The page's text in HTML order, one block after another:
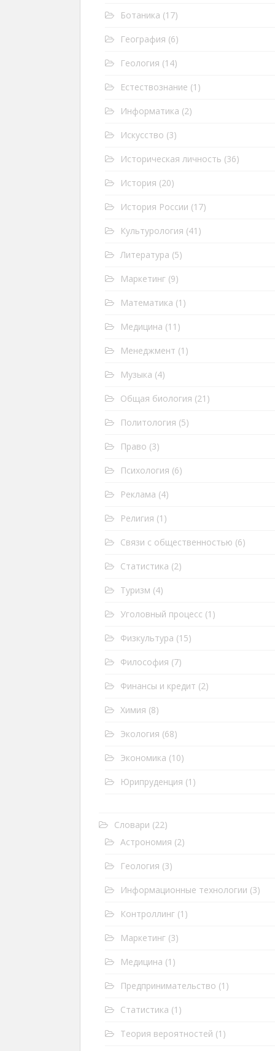
Ботаника (17)
География (6)
Геология (14)
Естествознание (1)
Информатика (2)
Искусство (3)
Историческая личность (36)
История (20)
История России (17)
Культурология (41)
Литература (5)
Маркетинг (9)
Математика (1)
Медицина (11)
Менеджмент (1)
Музыка (4)
Общая биология (21)
Политология (5)
Право (3)
Психология (6)
Реклама (4)
Религия (1)
Связи с общественностью (6)
Статистика (2)
Туризм (4)
Уголовный процесс (1)
Физкультура (15)
Философия (7)
Финансы и кредит (2)
Химия (8)
Экология (68)
Экономика (10)
Юрипруденция (1)
Словари (22)
Астрономия (2)
Геология (3)
Информационные технологии (3)
Контроллинг (1)
Маркетинг (3)
Медицина (1)
Предпринимательство (1)
Статистика (1)
Теория вероятностей (1)